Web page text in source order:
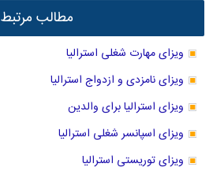
مطالب مرتبط
ویزای مهارت شغلی استرالیا
ویزای نامزدی و ازدواج استرالیا
ویزای استرالیا برای والدین
ویزای اسپانسر شغلی استرالیا
ویزای توریستی استرالیا